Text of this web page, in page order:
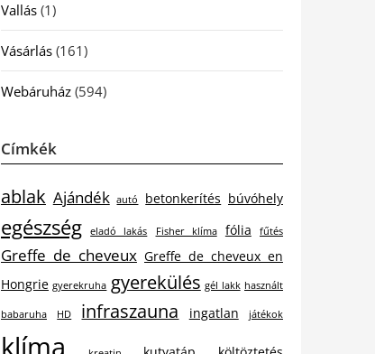
Vallás(1)
Vásárlás(161)
Webáruház(594)
Címkék
ablak Ajándék autó betonkerítés búvóhely
egészség eladó lakás Fisher klíma fólia fűtés
Greffe de cheveux Greffe de cheveux en
Hongrie gyerekruha gyerekülés gél lakk használt
babaruha HD infraszauna ingatlan játékok
klíma